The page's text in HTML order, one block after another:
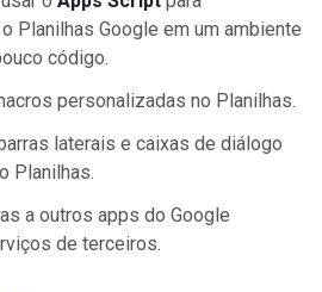
Planilhas Google em um ambiente
código.
personalizadas no Planilhas.
laterais e caixas de diálogo
Planilhas.
a outros apps do Google
de terceiros.